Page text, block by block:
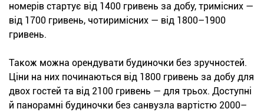
номерів стартує від 1400 гривень за добу, тримісних —
від 1700 гривень, чотиримісних — від 1800–1900
гривень.
Також можна орендувати будиночки без зручностей.
Ціни на них починаються від 1800 гривень за добу для
двох гостей та від 2100 гривень — для трьох. Доступні
й панорамні будиночки без санвузла вартістю 2000–